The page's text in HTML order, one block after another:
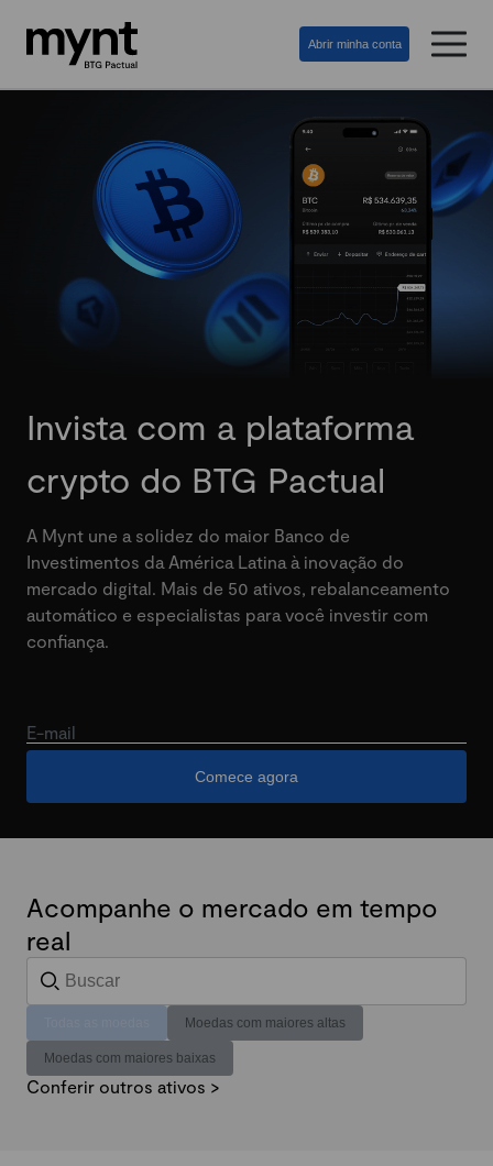
Abrir minha conta
Invista com a plataforma
crypto do BTG Pactual
A Mynt une a solidez do maior Banco de
Investimentos da América Latina à inovação do
mercado digital. Mais de 50 ativos, rebalanceamento
automático e especialistas para você investir com
confiança.
E-mail
Comece agora
Acompanhe o mercado em tempo
real
Moedas com maiores altas
Moedas com maiores baixas
Conferir outros ativos >